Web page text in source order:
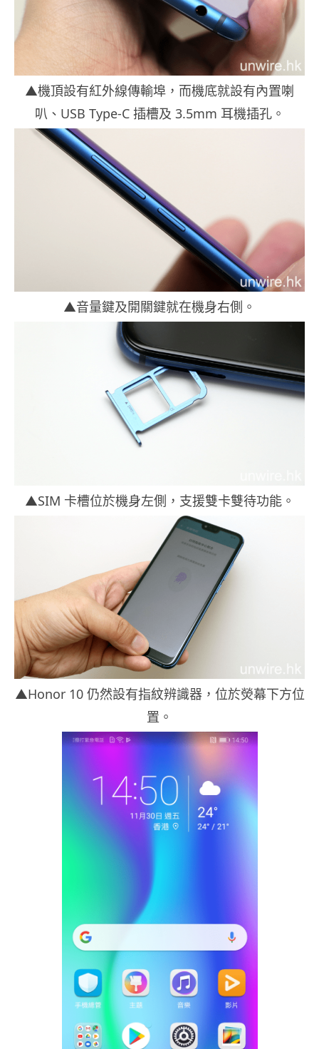
▲機頂設有紅外線傳輸埠，而機底就設有內置喇
叭、USB Type-C 插槽及 3.5mm 耳機插孔。
▲音量鍵及開關鍵就在機身右側。
▲SIM 卡槽位於機身左側，支援雙卡雙待功能。
▲Honor 10 仍然設有指紋辨識器，位於熒幕下方位
置。